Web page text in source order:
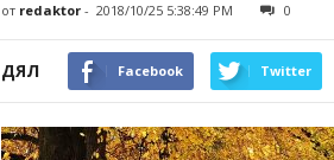
от redaktor- 2018/10/25 5:38:49 PM 0
ДЯЛ Facebook Twitter